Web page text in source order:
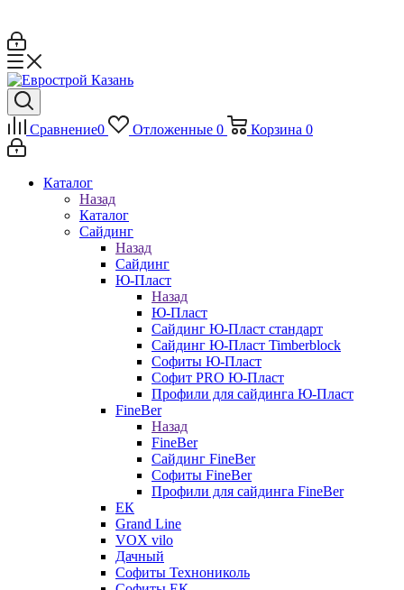
Сравнение0 Отложенные 0 Корзина 0
Каталог
Назад
Каталог
Сайдинг
Назад
Сайдинг
Ю-Пласт
Назад
Ю-Пласт
Сайдинг Ю-Пласт стандарт
Сайдинг Ю-Пласт Timberblock
Софиты Ю-Пласт
Софит PRO Ю-Пласт
Профили для сайдинга Ю-Пласт
FineBer
Назад
FineBer
Сайдинг FineBer
Софиты FineBer
Профили для сайдинга FineBer
ЕК
Grand Line
VOX vilo
Дачный
Софиты Технониколь